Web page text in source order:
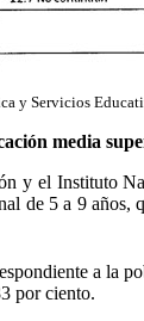
y Servicios
media
y el Instituto
de 5 a 9 años,
a la
por ciento.